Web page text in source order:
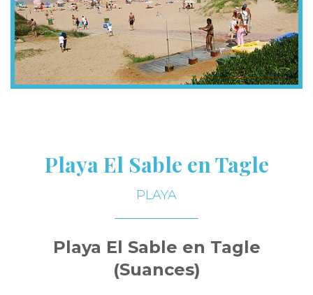
Playa El Sable en Tagle
PLAYA
Playa El Sable en Tagle
(Suances)